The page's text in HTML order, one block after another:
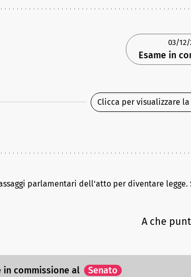
03/12/
Esame in
Clicca per visualizzare
parlamentari dell'atto per diventare
A che
in commissione al Senato